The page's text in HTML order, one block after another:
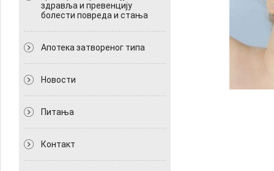
здравља и превенцију
болести повреда и стања
Апотека затвореног типа
Новости
Питања
Контакт